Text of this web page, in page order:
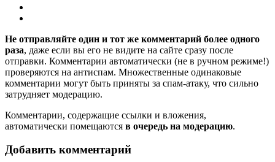
Не отправляйте один и тот же комментарий более одного
раза, даже если вы его не видите на сайте сразу после
отправки. Комментарии автоматически (не в ручном режиме!)
проверяются на антиспам. Множественные одинаковые
комментарии могут быть приняты за спам-атаку, что сильно
затрудняет модерацию.
Комментарии, содержащие ссылки и вложения,
автоматически помещаются в очередь на модерацию.
Добавить комментарий